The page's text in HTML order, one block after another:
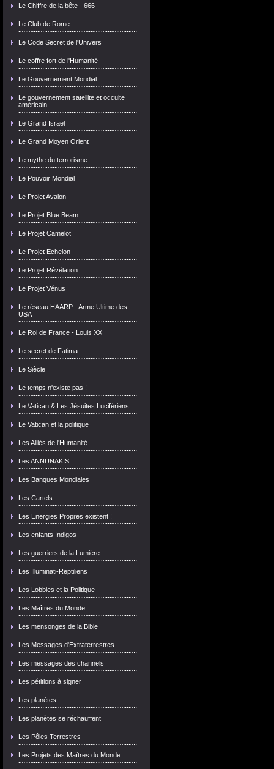
Le Chiffre de la bête - 666
Le Club de Rome
Le Code Secret de l'Univers
Le coffre fort de l'Humanité
Le Gouvernement Mondial
Le gouvernement satellite et occulte
américain
Le Grand Israël
Le Grand Moyen Orient
Le mythe du terrorisme
Le Pouvoir Mondial
Le Projet Avalon
Le Projet Blue Beam
Le Projet Camelot
Le Projet Echelon
Le Projet Révélation
Le Projet Vénus
Le réseau HAARP - Arme Ultime des
USA
Le Roi de France - Louis XX
Le secret de Fatima
Le Siècle
Le temps n'existe pas !
Le Vatican & Les Jésuites Lucifériens
Le Vatican et la politique
Les Alliés de l'Humanité
Les ANNUNAKIS
Les Banques Mondiales
Les Cartels
Les Energies Propres existent !
Les enfants Indigos
Les guerriers de la Lumière
Les Illuminati-Reptiliens
Les Lobbies et la Politique
Les Maîtres du Monde
Les mensonges de la Bible
Les Messages d'Extraterrestres
Les messages des channels
Les pétitions à signer
Les planètes
Les planètes se réchauffent
Les Pôles Terrestres
Les Projets des Maîtres du Monde